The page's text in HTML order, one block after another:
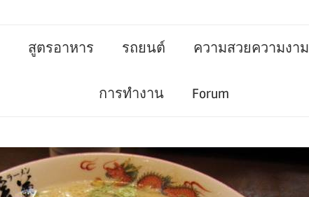
สูตรอาหาร รถยนต์ ความสวยความงาม
การทำงาน Forum